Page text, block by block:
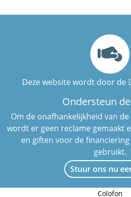
Deze website wordt door de
Ondersteun
Om de onafhankelijkheid van
wordt er geen reclame gemaakt
en giften voor de
gebruikt.
Stuur ons nu
Colofon